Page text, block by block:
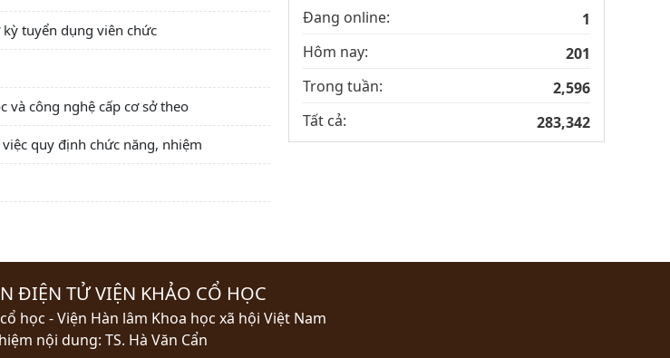
tuyển dụng viên chức
và công nghệ cấp cơ sở theo
quy định chức năng, nhiệm
Đang online:
1
Hôm nay:
201
Trong tuần:
2,596
Tất cả:
283,342
ĐIỆN TỬ VIỆN KHẢO CỔ HỌC
học - Viện Hàn lâm Khoa học xã hội Việt Nam
nội dung: TS. Hà Văn Cẩn